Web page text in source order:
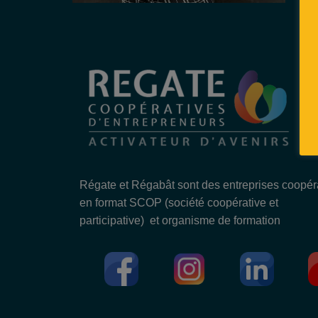
Régate et Régabât sont des entreprises
en format SCOP (société coopérative et
participative) et organisme de formation